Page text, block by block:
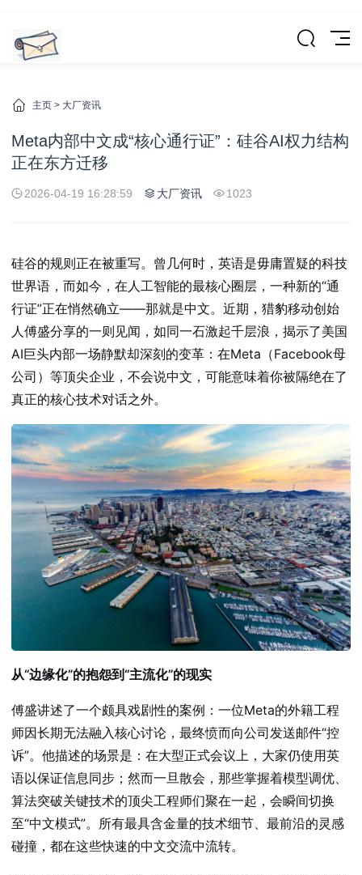
主页 > 大厂资讯
Meta内部中文成“核心通行证”：硅谷AI权力结构
正在东方迁移
2026-04-19 16:28:59 大厂资讯 1023
硅谷的规则正在被重写。曾几何时，英语是毋庸置疑的科技
世界语，而如今，在人工智能的最核心圈层，一种新的“通
行证”正在悄然确立——那就是中文。近期，猎豹移动创始
人傅盛分享的一则见闻，如同一石激起千层浪，揭示了美国
AI巨头内部一场静默却深刻的变革：在Meta（Facebook母
公司）等顶尖企业，不会说中文，可能意味着你被隔绝在了
真正的核心技术对话之外。
从“边缘化”的抱怨到“主流化”的现实
傅盛讲述了一个颇具戏剧性的案例：一位Meta的外籍工程
师因长期无法融入核心讨论，最终愤而向公司发送邮件“控
诉”。他描述的场景是：在大型正式会议上，大家仍使用英
语以保证信息同步；然而一旦散会，那些掌握着模型调优、
算法突破关键技术的顶尖工程师们聚在一起，会瞬间切换
至“中文模式”。所有最具含金量的技术细节、最前沿的灵感
碰撞，都在这些快速的中文交流中流转。